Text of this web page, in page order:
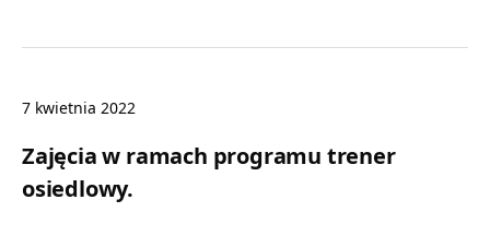
7 kwietnia 2022
Zajęcia w ramach programu trener
osiedlowy.